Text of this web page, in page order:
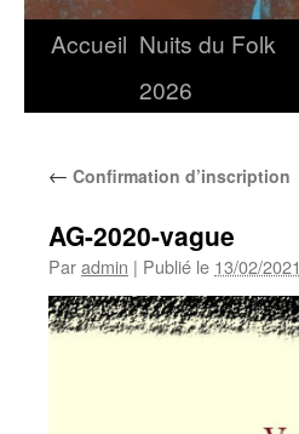
Accueil Nuits du Folk
2026
← Confirmation d’inscription
AG-2020-vague
Paradmin | Publié le 13/02/2021